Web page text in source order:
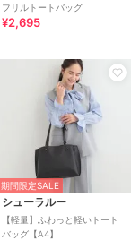
フリルトートバッグ
¥2,695
期間限定SALE
シューラルー
【軽量】ふわっと軽いトート
バッグ【A4】